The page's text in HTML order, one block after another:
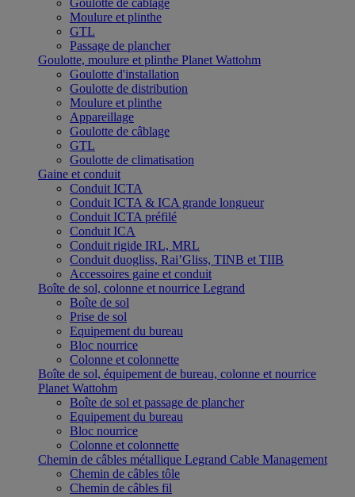
Goulotte de câblage
Moulure et plinthe
GTL
Passage de plancher
Goulotte, moulure et plinthe Planet Wattohm
Goulotte d'installation
Goulotte de distribution
Moulure et plinthe
Appareillage
Goulotte de câblage
GTL
Goulotte de climatisation
Gaine et conduit
Conduit ICTA
Conduit ICTA & ICA grande longueur
Conduit ICTA préfilé
Conduit ICA
Conduit rigide IRL, MRL
Conduit duogliss, Rai’Gliss, TINB et TIIB
Accessoires gaine et conduit
Boîte de sol, colonne et nourrice Legrand
Boîte de sol
Prise de sol
Equipement du bureau
Bloc nourrice
Colonne et colonnette
Boîte de sol, équipement de bureau, colonne et nourrice
Planet Wattohm
Boîte de sol et passage de plancher
Equipement du bureau
Bloc nourrice
Colonne et colonnette
Chemin de câbles métallique Legrand Cable Management
Chemin de câbles tôle
Chemin de câbles fil